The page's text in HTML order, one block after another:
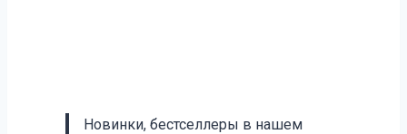
Новинки, бестселлеры в нашем